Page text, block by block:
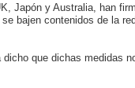
Japón y Australia, han
bajen contenidos de la
que dichas medidas